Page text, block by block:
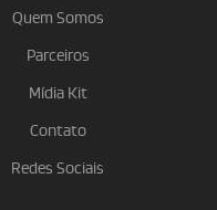
Quem Somos
Parceiros
Mídia Kit
Contato
Redes Sociais